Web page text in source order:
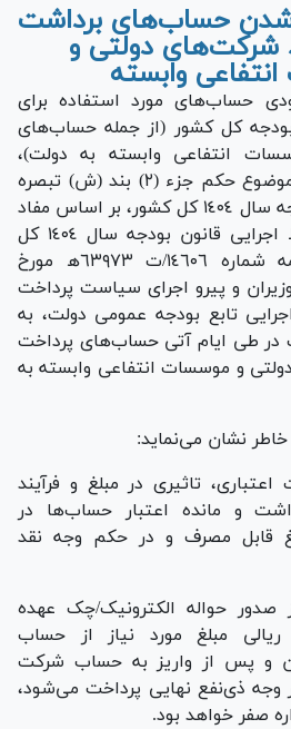
حساب‌های برداشت
شرکت‌های دولتی و
وابسته
حساب‌های مورد استفاده برای
کل کشور (از جمله حساب‌های
انتفاعی وابسته به دولت)،
به‌عنوان بخشی از منابع موضوع حکم جزء (٢) بند (ش) تبصره
(٢) ماده واحده قانون بودجه سال ١٤٠٤ کل کشور، بر اساس مفاد
بند (٢) ماده (٣٨) ضوابط اجرایی قانون بودجه سال ١٤٠٤ کل
کشور موضوع تصویب‌نامه شماره ١٤٦٠٦/ت ٦٣٩٧٣ھ مورخ
وزیران و پیرو اجرای سیاست پرداخت
تابع بودجه عمومی دولت، به
در طی ایام آتی حساب‌های پرداخت
و موسسات انتفاعی وابسته به
خاطر نشان می‌نماید:
تاثیری در مبلغ و فرآیند
و مانده اعتبار حساب‌ها در
قابل مصرف و در حکم وجه نقد
صدور حواله الکترونیک/چک عهده
مبلغ مورد نیاز از حساب
و پس از واریز به حساب شرکت
وجه ذی‌نفع نهایی پرداخت می‌شود،
صفر خواهد بود.